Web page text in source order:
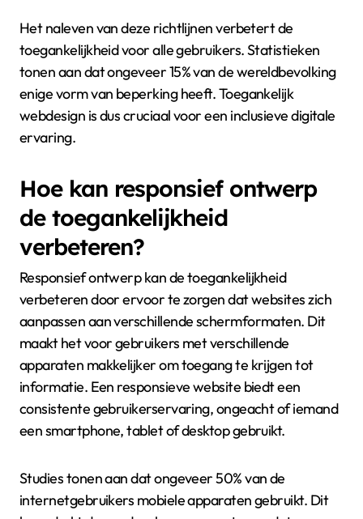
Het naleven van deze richtlijnen verbetert de
toegankelijkheid voor alle gebruikers. Statistieken
tonen aan dat ongeveer 15% van de wereldbevolking
enige vorm van beperking heeft. Toegankelijk
webdesign is dus cruciaal voor een inclusieve digitale
ervaring.
Hoe kan responsief ontwerp
de toegankelijkheid
verbeteren?
Responsief ontwerp kan de toegankelijkheid
verbeteren door ervoor te zorgen dat websites zich
aanpassen aan verschillende schermformaten. Dit
maakt het voor gebruikers met verschillende
apparaten makkelijker om toegang te krijgen tot
informatie. Een responsieve website biedt een
consistente gebruikerservaring, ongeacht of iemand
een smartphone, tablet of desktop gebruikt.
Studies tonen aan dat ongeveer 50% van de
internetgebruikers mobiele apparaten gebruikt. Dit